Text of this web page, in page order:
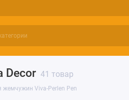
Decor 41 товар
жемчужин Viva-Perlen Pen